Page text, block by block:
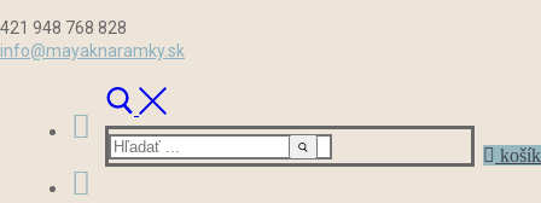
na
421 948 768 828
info@mayaknaramky.sk
Hľadať:
košík